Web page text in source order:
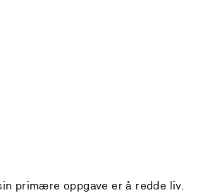
primære oppgave er å redde liv.